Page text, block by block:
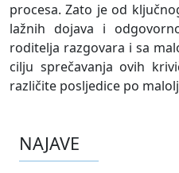
procesa. Zato je od
lažnih dojava i
roditelja razgovara i sa
cilju sprečavanja ovih
različite posljedice po
NAJAVE